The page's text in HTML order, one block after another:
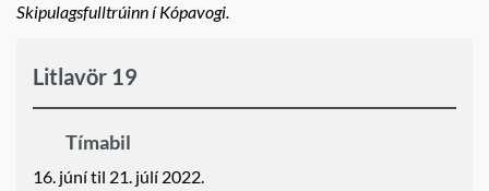
Skipulagsfulltrúinn í Kópavogi.
Litlavör 19
Tímabil
16. júní til 21. júlí 2022.